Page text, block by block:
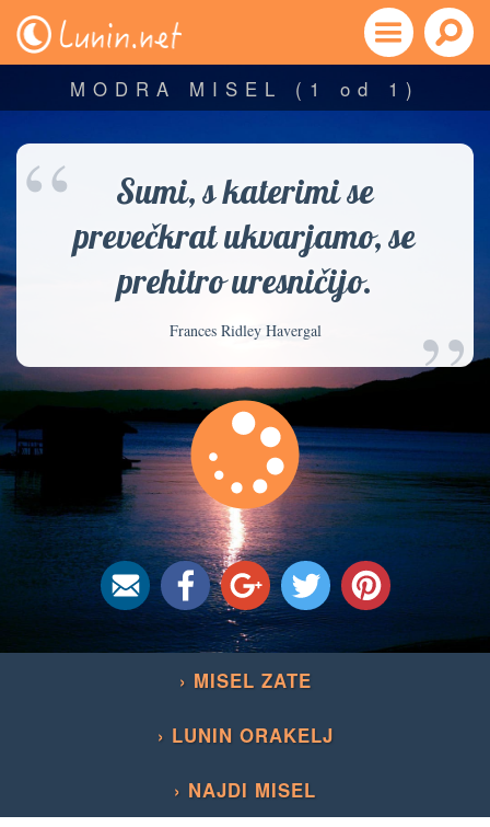
MODRA MISEL (1 od 1)
Sumi, s katerimi se
prevečkrat ukvarjamo, se
prehitro uresničijo.
Frances Ridley Havergal ”
“
› MISEL ZATE
› LUNIN ORAKELJ
› NAJDI MISEL